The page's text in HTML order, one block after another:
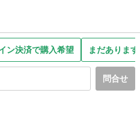
ン決済で購入希望 まだありま
問合せ